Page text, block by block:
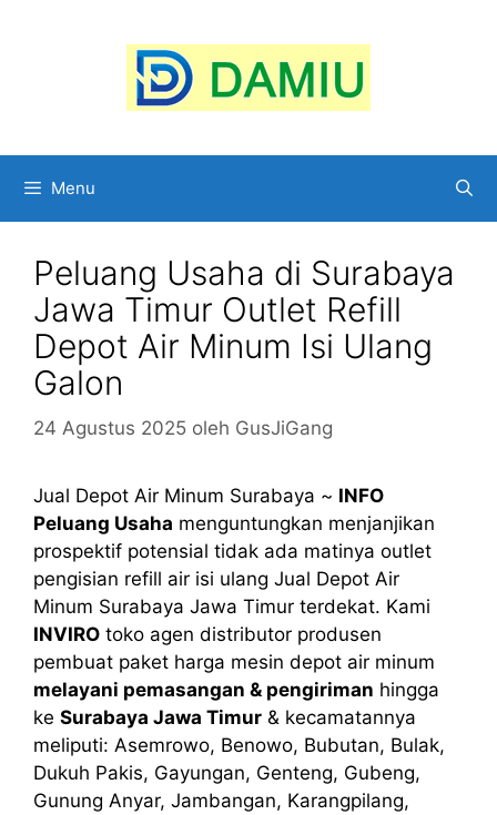
Menu
Peluang Usaha di Surabaya
Jawa Timur Outlet Refill
Depot Air Minum Isi Ulang
Galon
24 Agustus 2025 oleh GusJiGang
Jual Depot Air Minum Surabaya ~ INFO
Peluang Usaha menguntungkan menjanjikan
prospektif potensial tidak ada matinya outlet
pengisian refill air isi ulang Jual Depot Air
Minum Surabaya Jawa Timur terdekat. Kami
INVIRO toko agen distributor produsen
pembuat paket harga mesin depot air minum
melayani pemasangan & pengiriman hingga
ke Surabaya Jawa Timur & kecamatannya
meliputi: Asemrowo, Benowo, Bubutan, Bulak,
Dukuh Pakis, Gayungan, Genteng, Gubeng,
Gunung Anyar, Jambangan, Karangpilang,